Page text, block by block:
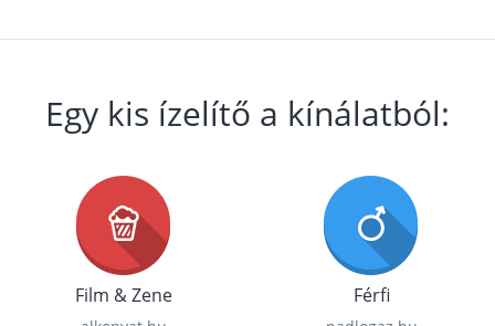
Egy kis ízelítő a kínálatból:
Film & Zene Férfi